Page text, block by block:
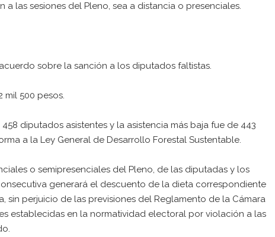
las sesiones del Pleno, sea a distancia o presenciales.
sobre la sanción a los diputados faltistas.
mil 500 pesos.
diputados asistentes y la asistencia más baja fue de 443
a la Ley General de Desarrollo Forestal Sustentable.
o semipresenciales del Pleno, de las diputadas y los
generará el descuento de la dieta correspondiente
sin perjuicio de las previsiones del Reglamento de la Cámara
establecidas en la normatividad electoral por violación a las